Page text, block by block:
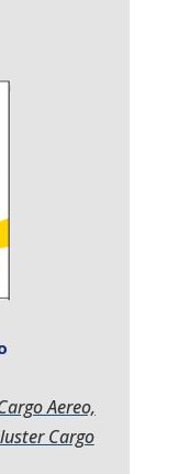
Aereo,
Cargo